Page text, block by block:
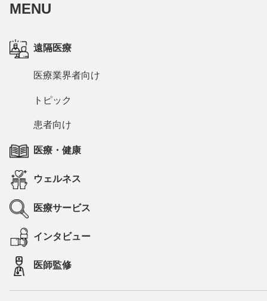
MENU
遠隔医療
医療業界者向け
トピック
患者向け
医療・健康
ウェルネス
医療サービス
インタビュー
医師監修